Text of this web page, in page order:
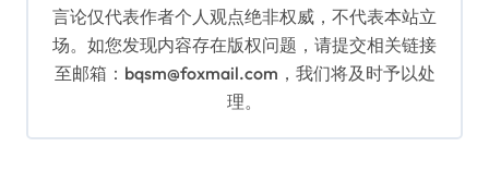
言论仅代表作者个人观点绝非权威，不代表本站立
场。如您发现内容存在版权问题，请提交相关链接
至邮箱：bqsm@foxmail.com，我们将及时予以处
理。